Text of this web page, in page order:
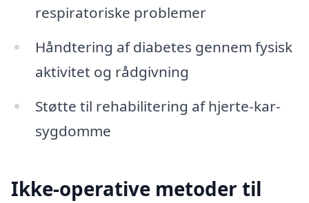
respiratoriske problemer
Håndtering af diabetes gennem fysisk
aktivitet og rådgivning
Støtte til rehabilitering af hjerte-kar-
sygdomme
Ikke-operative metoder til